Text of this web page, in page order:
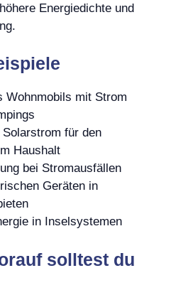
Energiedichte und
Wohnmobils mit Strom
für den
Haushalt
bei Stromausfällen
Geräten in
in Inselsystemen
solltest du